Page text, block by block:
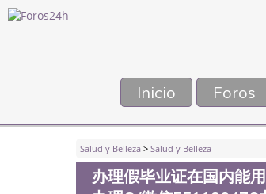
Inicio Foros
Salud y Belleza > Salud y Belleza
办理假毕业证在国内能